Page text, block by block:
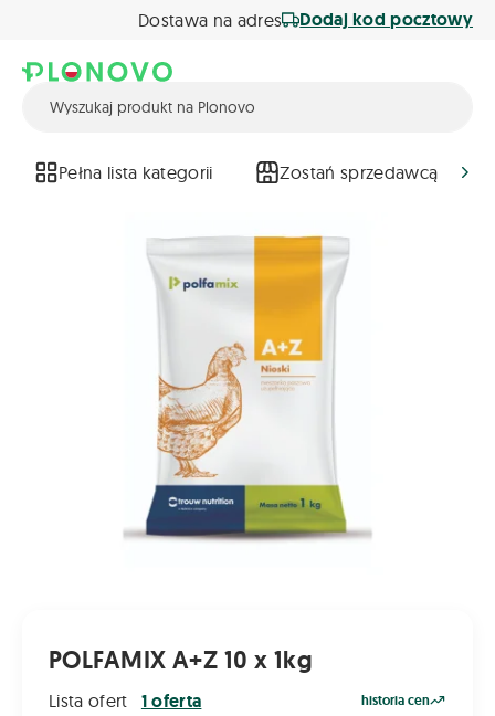
Dostawa na adres Dodaj kod pocztowy
Pełna lista kategorii Zostań sprzedawcą
POLFAMIX A+Z 10 x 1kg
Lista ofert 1 oferta historia cen